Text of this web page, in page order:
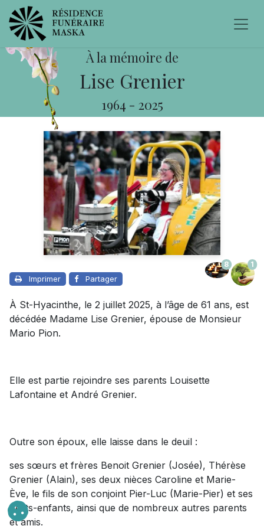
À la mémoire de
Lise Grenier
1964 - 2025
Imprimer Partager
8 1
À St-Hyacinthe, le 2 juillet 2025, à l’âge de 61 ans, est
décédée Madame Lise Grenier, épouse de Monsieur
Mario Pion.
Elle est partie rejoindre ses parents Louisette
Lafontaine et André Grenier.
Outre son époux, elle laisse dans le deuil :
ses sœurs et frères Benoit Grenier (Josée), Thérèse
Grenier (Alain), ses deux nièces Caroline et Marie-
Ève, le fils de son conjoint Pier-Luc (Marie-Pier) et ses
petits-enfants, ainsi que de nombreux autres parents
et amis.